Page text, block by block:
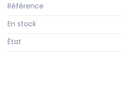
Référence
En stock
État